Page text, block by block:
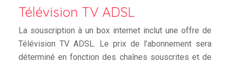
Télévision TV ADSL
La souscription à un box internet inclut une offre de
Télévision TV ADSL. Le prix de l’abonnement sera
déterminé en fonction des chaînes souscrites et de